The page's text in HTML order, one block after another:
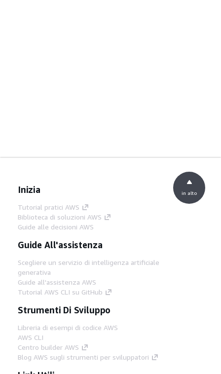
Inizia
Tutorial pratici AWS
Biblioteca di soluzioni AWS
Guide alle decisioni AWS
Guide All'assistenza
Scegliere un servizio di intelligenza artificiale
generativa
Guide all'assistenza AWS
Tutorial AWS CLI su GitHub
Strumenti Di Sviluppo
Libreria di esempi di codice AWS
AWS CLI
Centro builder AWS
Blog AWS sugli strumenti per sviluppatori
in alto